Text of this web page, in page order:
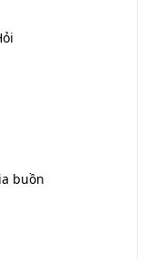
buồn